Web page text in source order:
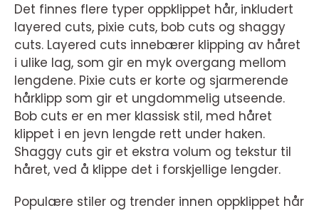
Det finnes flere typer oppklippet hår, inkludert
layered cuts, pixie cuts, bob cuts og shaggy
cuts. Layered cuts innebærer klipping av håret
i ulike lag, som gir en myk overgang mellom
lengdene. Pixie cuts er korte og sjarmerende
hårklipp som gir et ungdommelig utseende.
Bob cuts er en mer klassisk stil, med håret
klippet i en jevn lengde rett under haken.
Shaggy cuts gir et ekstra volum og tekstur til
håret, ved å klippe det i forskjellige lengder.
Populære stiler og trender innen oppklippet hår